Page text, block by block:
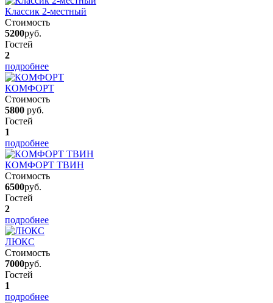
Классик 2-местный
Стоимость
5200руб.
Гостей
2
подробнее
КОМФОРТ
Стоимость
5800 руб.
Гостей
1
подробнее
КОМФОРТ ТВИН
Стоимость
6500руб.
Гостей
2
подробнее
ЛЮКС
Стоимость
7000руб.
Гостей
1
подробнее